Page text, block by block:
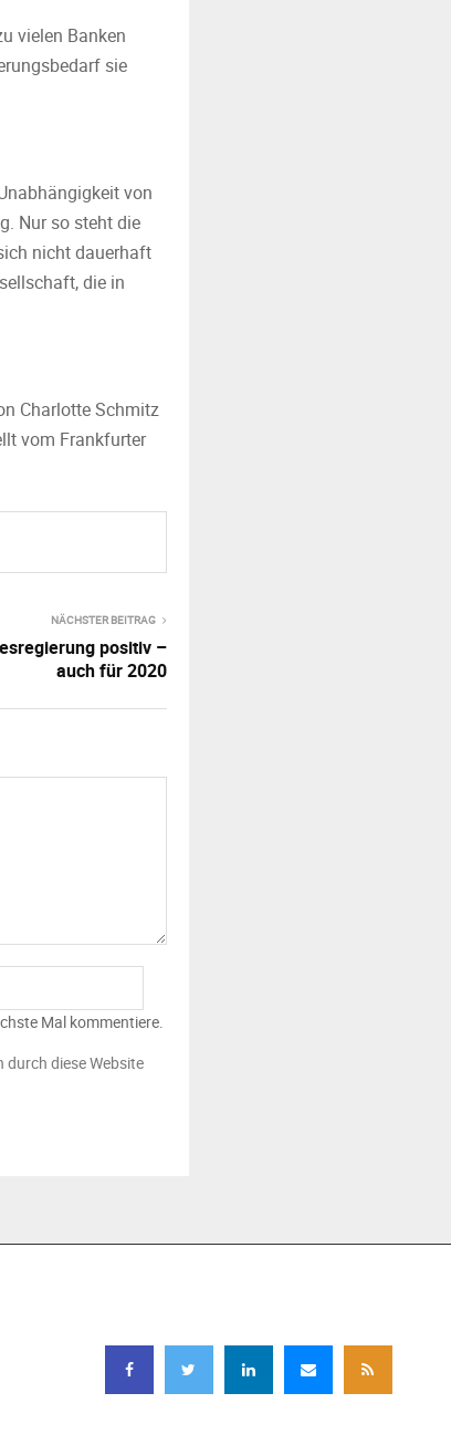
vielen Banken
sie
von
Nur so steht die
nicht dauerhaft
die in
Charlotte Schmitz
vom Frankfurter
NÄCHSTER BEITRAG
positiv –
auch für 2020
Mal kommentiere.
diese Website